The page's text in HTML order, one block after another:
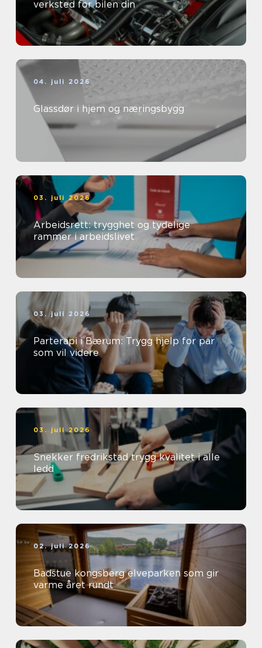
verksted for bilen din
04. juli 2026
Glassdør i hjem og næringsbygg
03. juli 2026
Arbeidsrett: trygghet og tydelige
rammer i arbeidslivet
03. juli 2026
Parterapi i Bærum: Trygg hjelp for par
som vil videre
03. juli 2026
Snekker fredrikstad trygg kvalitet i alle
ledd
02. juli 2026
Badstue kongsberg elveparken som gir
varme året rundt